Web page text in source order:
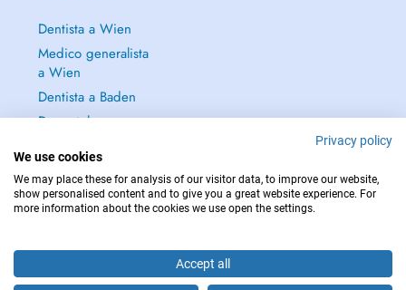
Dentista a Wien
Medico generalista
a Wien
Dentista a Baden
Dermatologo a
Continua a leggere
→
PER LE URGENZE, CONSULTARE : 112
Privacy policy
We use cookies
We may place these for analysis of our visitor data, to improve our website,
show personalised content and to give you a great website experience. For
more information about the cookies we use open the settings.
Accept all